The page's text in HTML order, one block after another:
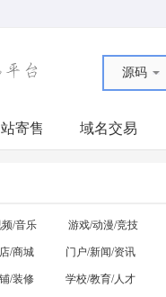
源码
寄售 域名交易
/音乐 游戏/动漫/竞技
/商城 门户/新闻/资讯
/装修 学校/教育/人才